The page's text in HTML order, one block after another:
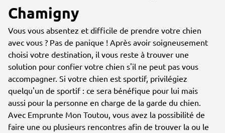
Chamigny
Vous vous absentez et difficile de prendre votre chien
avec vous ? Pas de panique ! Après avoir soigneusement
choisi votre destination, il vous reste à trouver une
solution pour confier votre chien s'il ne peut pas vous
accompagner. Si votre chien est sportif, privilégiez
quelqu'un de sportif : ce sera bénéfique pour lui mais
aussi pour la personne en charge de la garde du chien.
Avec Emprunte Mon Toutou, vous avez la possibilité de
faire une ou plusieurs rencontres afin de trouver la ou le